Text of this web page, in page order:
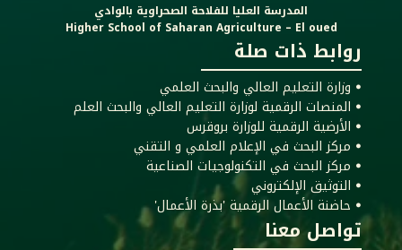
المدرسة العليا للفلاحة الصحراوية بالوادي
Higher School of Saharan Agriculture – El oued
روابط ذات صلة
ꔷ وزارة التعليم العالي والبحث العلمي
ꔷ المنصات الرقمية لوزارة التعليم العالي والبحث العلم
ꔷ الأرضية الرقمية للوزارة بروقرس
ꔷ مركز البحث في الإعلام العلمي و التقني
ꔷ مركز البحث في التكنولوجيات الصناعية
ꔷ التوثيق الإلكتروني
ꔷ حاضنة الأعمال الرقمية 'بذرة الأعمال'
تواصل معنا